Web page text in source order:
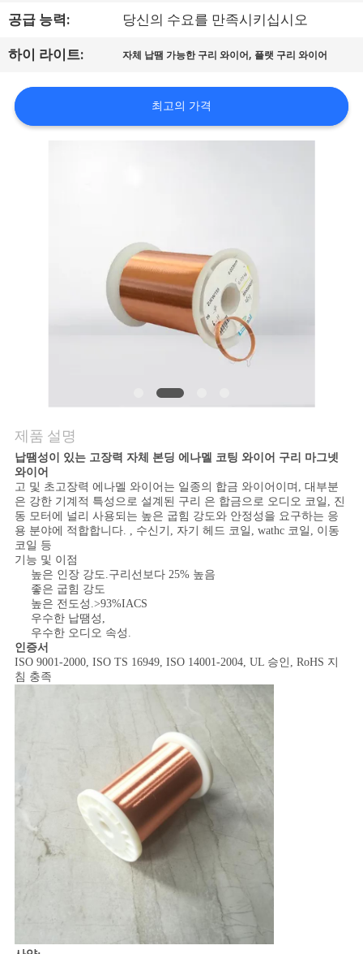
여
장
주
세
요
뉴
인
용
을
요
구
세
공급 능력: 당신의 수요를 만족시키십시오
하이 라이트: 자체 납땜 가능한 구리 와이어 , 플랫 구리 와이어
최고의 가격
제품 설명
납땜성이 있는 고장력 자체 본딩 에나멜 코팅 와이어 구리 마그넷
와이어
고 및 초고장력 에나멜 와이어는 일종의 합금 와이어이며, 대부분
은 강한 기계적 특성으로 설계된 구리 은 합금으로 오디오 코일, 진
동 모터에 널리 사용되는 높은 굽힘 강도와 안정성을 요구하는 응
용 분야에 적합합니다. , 수신기, 자기 헤드 코일, wathc 코일, 이동
코일 등
기능 및 이점
높은 인장 강도.구리선보다 25% 높음
좋은 굽힘 강도
높은 전도성.>93%IACS
우수한 납땜성,
우수한 오디오 속성.
인증서
ISO 9001-2000, ISO TS 16949, ISO 14001-2004, UL 승인, RoHS 지
침 충족